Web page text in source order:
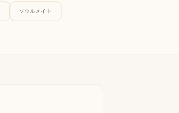
ソウルメイト